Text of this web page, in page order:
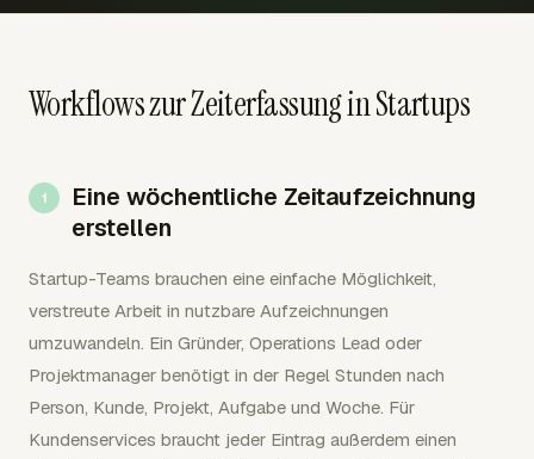
Workflows zur Zeiterfassung in Startups
Eine wöchentliche Zeitaufzeichnung
erstellen
Startup-Teams brauchen eine einfache Möglichkeit,
verstreute Arbeit in nutzbare Aufzeichnungen
umzuwandeln. Ein Gründer, Operations Lead oder
Projektmanager benötigt in der Regel Stunden nach
Person, Kunde, Projekt, Aufgabe und Woche. Für
Kundenservices braucht jeder Eintrag außerdem einen